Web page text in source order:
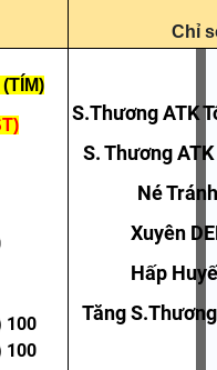
Chỉ
100
100
S.Thương ATK
S. Thương
Né
Xuyên
Hấp
Tăng